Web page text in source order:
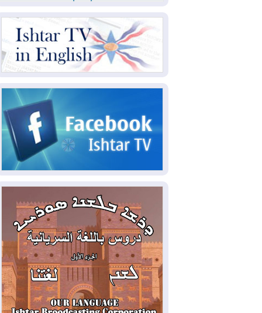
2026-08-08دعم أمني أمريكي بمليار دولار
لإدارة رئيس كولومبيا الجديد
2026-08-07حكومة إقليم كوردستان ترفض
قرار "دانة غاز" و"نفط الهلال" بتزويد بغداد
بالغاز دون موافقتها
القوات المسلحة العراقية: خطة
أمنية لإجهاض هجمة محتملة على السعودية
2026-08-07الاستخبارات الأميركية: بوتين
قد يختبر تماسك الناتو بهجوم محدود
"إدارة الدولة": أكدنا دعم تنفيذ البرنامج
الحكومي وأهمية حصر السلاح
2026-08-06ائتلاف ادارة الدولة: من
يقومون بسلوك يهدد امن البلاد خارجون عن
القانون يجب محاربتهم
2026-08-06بعد هجومين قرب باب المندب..
تحذيرات من تصعيد يهدد الملاحة في البحر
الأحمر